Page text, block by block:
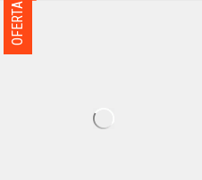
OFERTA